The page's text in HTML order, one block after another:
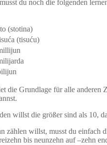
du noch die folgenden
(stotina)
(tisuću)
die Grundlage für alle anderen
willst die größer sind als 10,
zählen willst, musst du einfach
bis neunzehn auf –zehn